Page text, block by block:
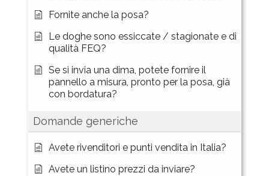
Fornite anche la posa?
Le doghe sono essiccate / stagionate e di
qualità FEQ?
Se si invia una dima, potete fornire il
pannello a misura, pronto per la posa, già
con bordatura?
Domande generiche
Avete rivenditori e punti vendita in Italia?
Avete un listino prezzi da inviare?